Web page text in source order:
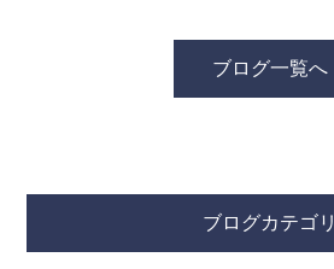
ブログ一覧へ
ブログカテゴリ